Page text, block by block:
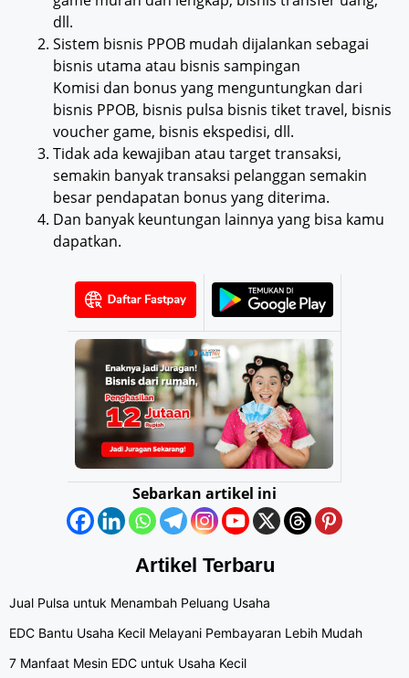
dll.
Sistem bisnis PPOB mudah dijalankan sebagai
bisnis utama atau bisnis sampingan
Komisi dan bonus yang menguntungkan dari
bisnis PPOB, bisnis pulsa bisnis tiket travel, bisnis
voucher game, bisnis ekspedisi, dll.
Tidak ada kewajiban atau target transaksi,
semakin banyak transaksi pelanggan semakin
besar pendapatan bonus yang diterima.
Dan banyak keuntungan lainnya yang bisa kamu
dapatkan.
Sebarkan artikel ini
Artikel Terbaru
Jual Pulsa untuk Menambah Peluang Usaha
EDC Bantu Usaha Kecil Melayani Pembayaran Lebih Mudah
7 Manfaat Mesin EDC untuk Usaha Kecil